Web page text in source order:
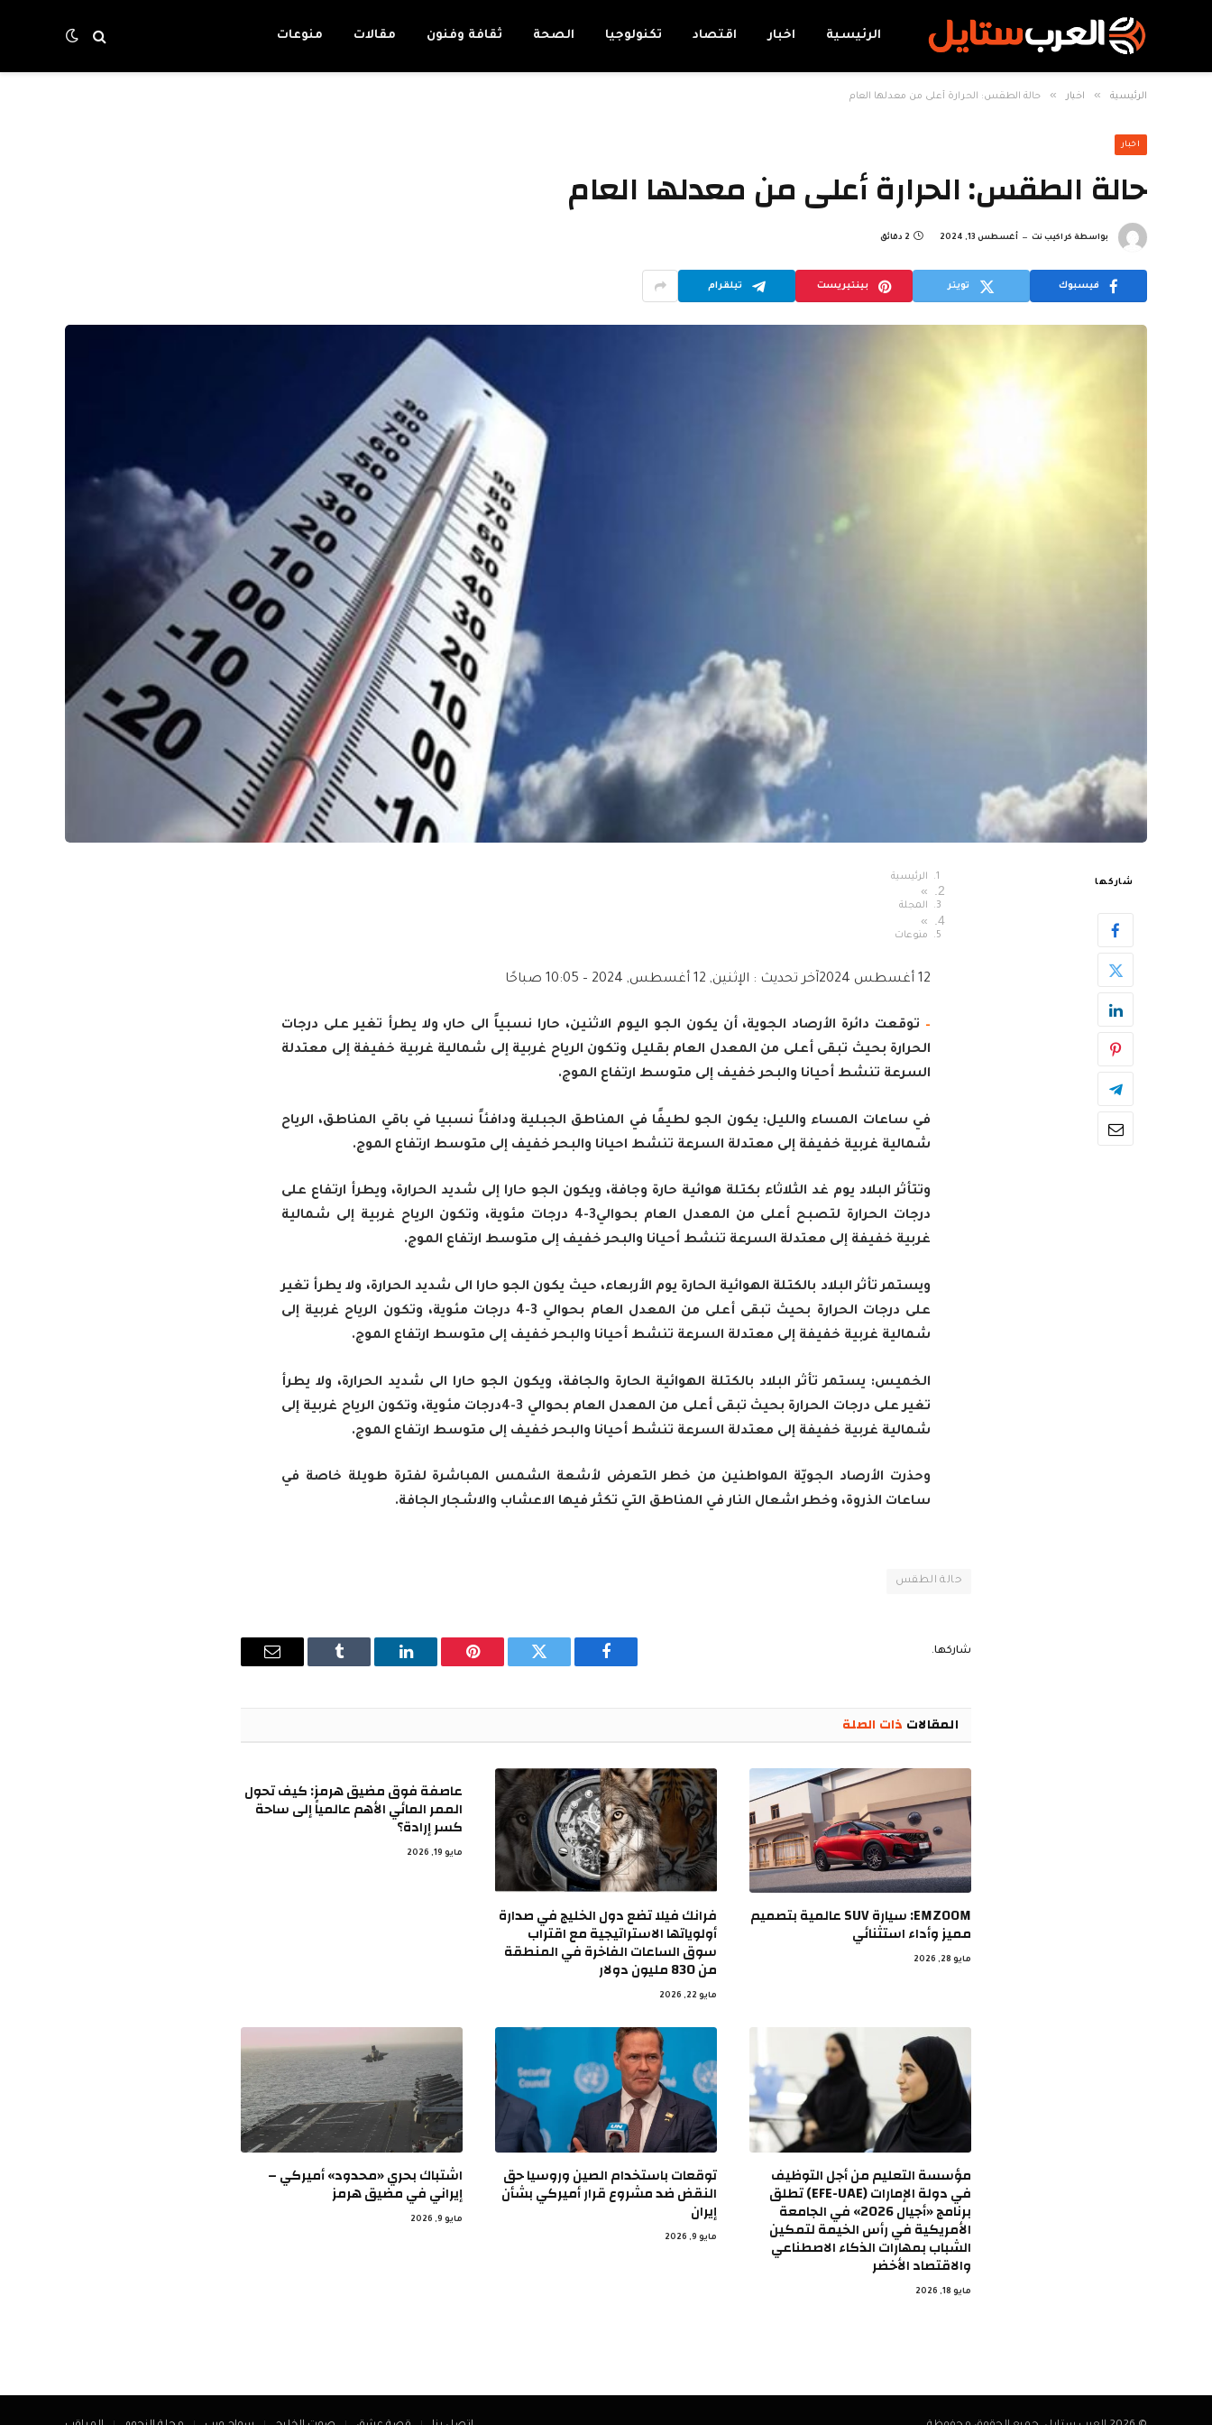
الرئيسية اخبار اقتصاد تكنولوجيا الصحة ثقافة وفنون مقالات منوعات
الرئيسية » اخبار » حالة الطقس: الحرارة أعلى من معدلها العام
اخبار
حالة الطقس: الحرارة أعلى من معدلها العام
بواسطة كراكيب نت أغسطس 13, 2024 2 دقائق
فيسبوك تويتر بينتيريست تيلقرام
شاركها
الرئيسية
»
المجلة
»
منوعات
12 أغسطس 2024 آخر تحديث : الإثنين, 12 أغسطس, 2024 – 10:05 صباحًا
– توقعت دائرة الأرصاد الجوية، أن يكون الجو اليوم الاثنين، حارا نسبياً الى حار، ولا يطرأ تغير على درجات
الحرارة بحيث تبقى أعلى من المعدل العام بقليل وتكون الرياح غربية إلى شمالية غربية خفيفة إلى معتدلة
السرعة تنشط أحيانا والبحر خفيف إلى متوسط ارتفاع الموج.
في ساعات المساء والليل: يكون الجو لطيفًا في المناطق الجبلية ودافئاً نسبيا في باقي المناطق، الرياح
شمالية غربية خفيفة إلى معتدلة السرعة تنشط احيانا والبحر خفيف إلى متوسط ارتفاع الموج.
وتتأثر البلاد يوم غد الثلاثاء بكتلة هوائية حارة وجافة، ويكون الجو حارا إلى شديد الحرارة، ويطرأ ارتفاع على
درجات الحرارة لتصبح أعلى من المعدل العام بحوالي3-4 درجات مئوية، وتكون الرياح غربية إلى شمالية
غربية خفيفة إلى معتدلة السرعة تنشط أحيانا والبحر خفيف إلى متوسط ارتفاع الموج.
ويستمر تأثر البلاد بالكتلة الهوائية الحارة يوم الأربعاء، حيث يكون الجو حارا الى شديد الحرارة، ولا يطرأ تغير
على درجات الحرارة بحيث تبقى أعلى من المعدل العام بحوالي 3-4 درجات مئوية، وتكون الرياح غربية إلى
شمالية غربية خفيفة إلى معتدلة السرعة تنشط أحيانا والبحر خفيف إلى متوسط ارتفاع الموج.
الخميس: يستمر تأثر البلاد بالكتلة الهوائية الحارة والجافة، ويكون الجو حارا الى شديد الحرارة، ولا يطرأ
تغير على درجات الحرارة بحيث تبقى أعلى من المعدل العام بحوالي 3-4درجات مئوية، وتكون الرياح غربية إلى
شمالية غربية خفيفة إلى معتدلة السرعة تنشط أحيانا والبحر خفيف إلى متوسط ارتفاع الموج.
وحذرت الأرصاد الجويّة المواطنين من خطر التعرض لأشعة الشمس المباشرة لفترة طويلة خاصة في
ساعات الذروة، وخطر اشعال النار في المناطق التي تكثر فيها الاعشاب والاشجار الجافة.
حالة الطقس
شاركها.
فيسبوك تويتر بينتيريستلينكدإن Tumblr
البريد
المقالات ذات الصلة
EMZOOM: سيارة SUV عالمية بتصميم
مميز وأداء استثنائي
مايو 28, 2026
فرانك فيلا تضع دول الخليج في صدارة
أولوياتها الاستراتيجية مع اقتراب
سوق الساعات الفاخرة في المنطقة
من 830 مليون دولار
مايو 22, 2026
عاصفة فوق مضيق هرمز: كيف تحول
الممر المائي الأهم عالمياً إلى ساحة
كسر إرادة؟
مايو 19, 2026
مؤسسة التعليم من أجل التوظيف
في دولة الإمارات (EFE-UAE) تطلق
برنامج «أجيال 2026» في الجامعة
الأمريكية في رأس الخيمة لتمكين
الشباب بمهارات الذكاء الاصطناعي
والاقتصاد الأخضر
مايو 18, 2026
توقعات باستخدام الصين وروسيا حق
النقض ضد مشروع قرار أميركي بشأن
إيران
مايو 9, 2026
اشتباك بحري «محدود» أميركي –
إيراني في مضيق هرمز
مايو 9, 2026